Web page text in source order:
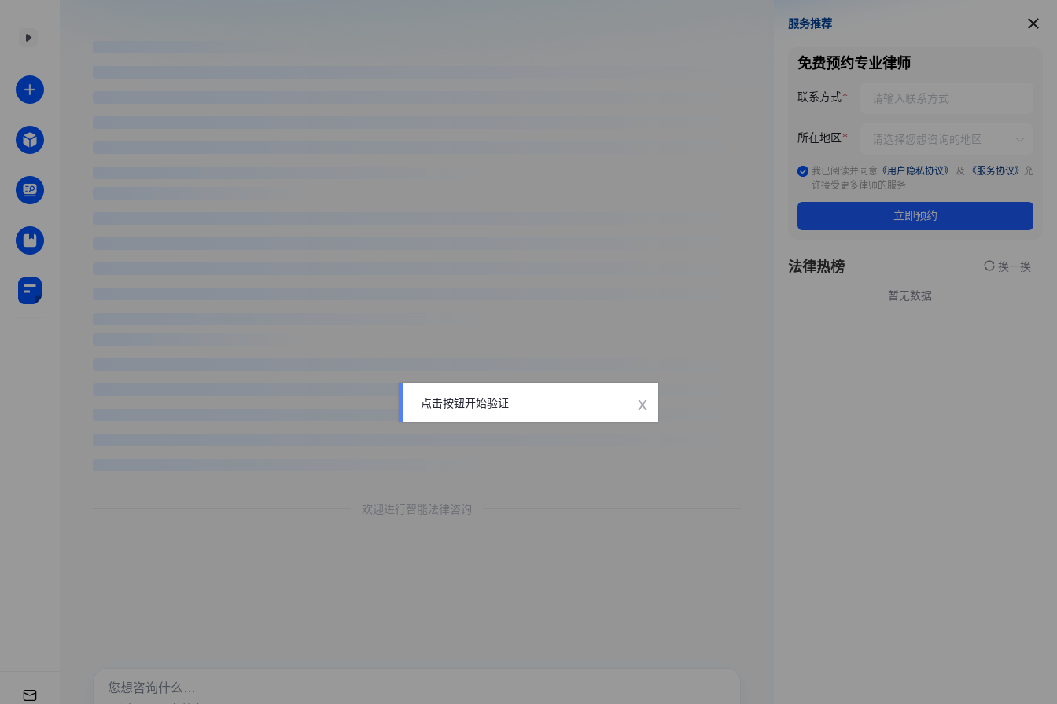
欢迎进行智能法律咨询
服务推荐
服务推荐
免费预约专业律师
联系方式
所在地区
我已阅读并同意 《用户隐私协议》 及 《服务协议》 允
许接受更多律师的服务
立即预约
法律热榜 换一换
暂无数据
点击按钮开始验证 x